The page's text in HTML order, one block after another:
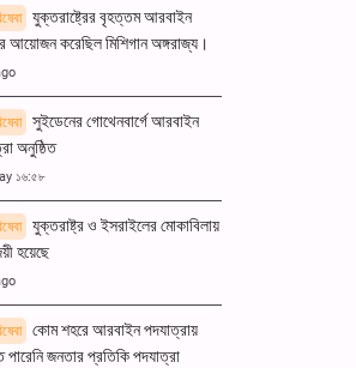
যুক্তরাষ্ট্রের বৃহত্তম আরবাইন
আয়োজন করেছিল মিশিগান অঙ্গরাজ্য।
সুইডেনের গোথেনবার্গে আরবাইন
অনুষ্ঠিত
১৬:৫৮
যুক্তরাষ্ট্র ও ইসরাইলের মোকাবিলায়
হয়েছে
কোম শহরে আরবাইন পদযাত্রায়
পারেনি জনতার প্রতিকি পদযাত্রা